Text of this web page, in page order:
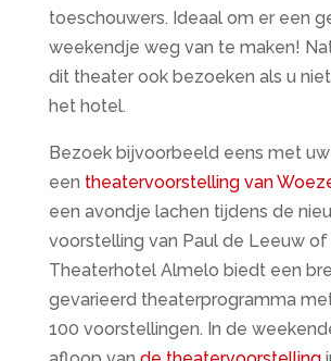
toeschouwers. Ideaal om er een
weekendje weg van te maken!
dit theater ook bezoeken als u
het hotel.
Bezoek bijvoorbeeld eens met
een theatervoorstelling van
een avondje lachen tijdens de
voorstelling van Paul de Leeuw of
Theaterhotel Almelo biedt een
gevarieerd theaterprogramma met
100 voorstellingen. In de